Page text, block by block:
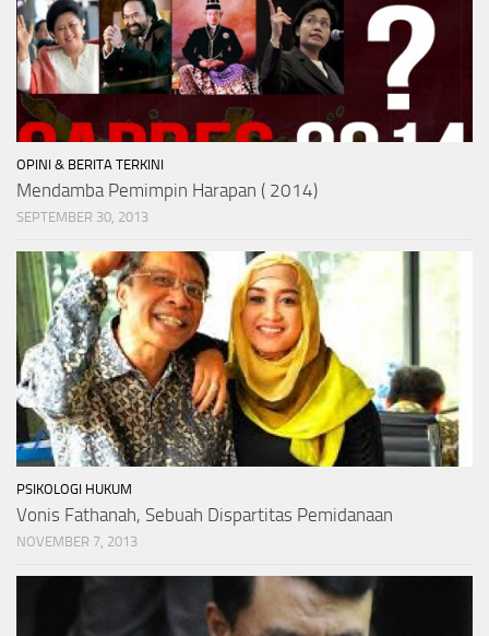
OPINI & BERITA TERKINI
Mendamba Pemimpin Harapan ( 2014)
SEPTEMBER 30, 2013
PSIKOLOGI HUKUM
Vonis Fathanah, Sebuah Dispartitas Pemidanaan
NOVEMBER 7, 2013